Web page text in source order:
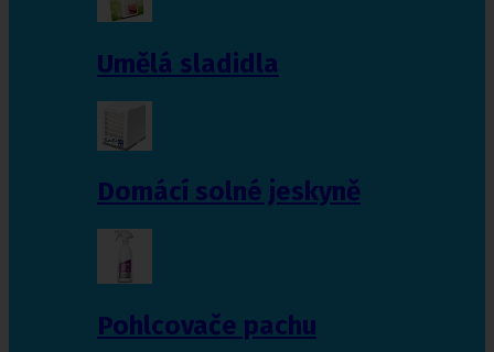
Umělá sladidla
Domácí solné jeskyně
Pohlcovače pachu